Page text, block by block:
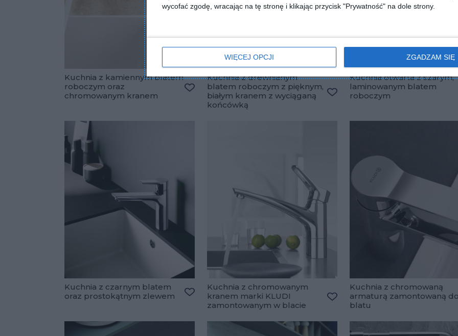
wycofać zgodę, wracając na tę stronę i klikając przycisk "Prywatność" na dole strony.
WIĘCEJ OPCJI ZGADZAM SIĘ
Kuchnia z kamiennym blatem
roboczym oraz
chromowanym kranem
Dodaj do ulubionych
Kuchnia z drewnianym
blatem roboczym z pięknym,
białym kranem z wyciąganą
końcówką
Dodaj do ulubionych
Kuchnia otwarta z szarym,
laminowanym blatem
roboczym
Kuchnia z czarnym blatem
oraz prostokątnym zlewem
Dodaj do ulubionych
Kuchnia z chromowanym
kranem marki KLUDI
zamontowanym w blacie
Dodaj do ulubionych
Kuchnia z chromowaną
armaturą zamontowaną do
blatu